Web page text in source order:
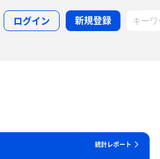
ログイン 新規登録
統計レポート